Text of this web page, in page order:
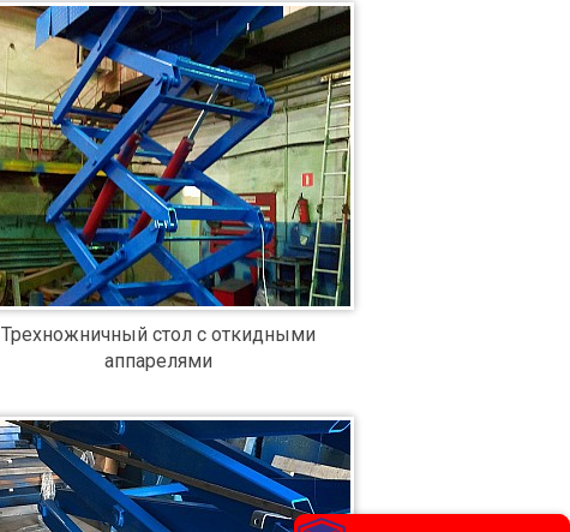
Трехножничный стол с откидными
аппарелями